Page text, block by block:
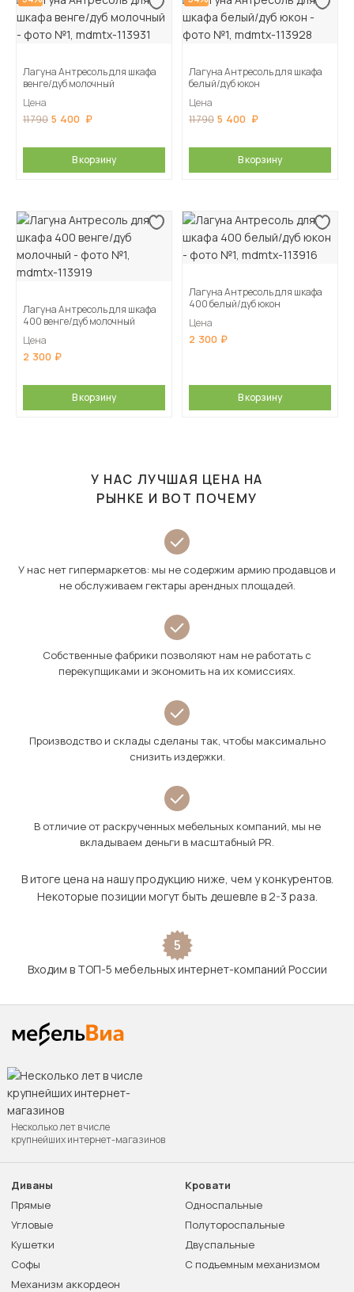
Лагуна Антресоль для шкафа
венге/дуб молочный
Цена
11 790 5 400
В корзину
Лагуна Антресоль для шкафа
белый/дуб юкон
Цена
11 790 5 400
В корзину
Лагуна Антресоль для шкафа
400 венге/дуб молочный
Цена
2 300
В корзину
Лагуна Антресоль для шкафа
400 белый/дуб юкон
Цена
2 300
В корзину
У НАС ЛУЧШАЯ ЦЕНА НА
РЫНКЕ И ВОТ ПОЧЕМУ
У нас нет гипермаркетов: мы не содержим армию продавцов и
не обслуживаем гектары арендных площадей.
Собственные фабрики позволяют нам не работать с
перекупщиками и экономить на их комиссиях.
Производство и склады сделаны так, чтобы максимально
снизить издержки.
В отличие от раскрученных мебельных компаний, мы не
вкладываем деньги в масштабный PR.
В итоге цена на нашу продукцию ниже, чем у конкурентов.
Некоторые позиции могут быть дешевле в 2-3 раза.
5
Входим в ТОП-5 мебельных интернет-компаний России
Несколько лет в числе
крупнейших интернет-магазинов
Диваны
Прямые
Угловые
Кушетки
Софы
Механизм аккордеон
Кровати
Односпальные
Полутороспальные
Двуспальные
С подъемным механизмом